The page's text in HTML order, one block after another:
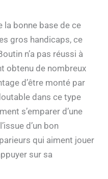
la bonne base de ce
gros handicaps, ce
n’a pas réussi à
obtenu de nombreux
d’être monté par
dans ce type
s’emparer d’une
d’un bon
qui aiment jouer
sur sa